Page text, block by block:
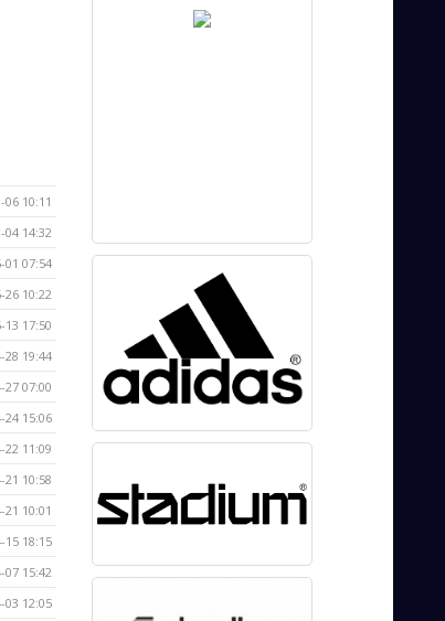
06 10:11
04 14:32
01 07:54
26 10:22
13 17:50
28 19:44
27 07:00
24 15:06
22 11:09
21 10:58
21 10:01
15 18:15
07 15:42
03 12:05